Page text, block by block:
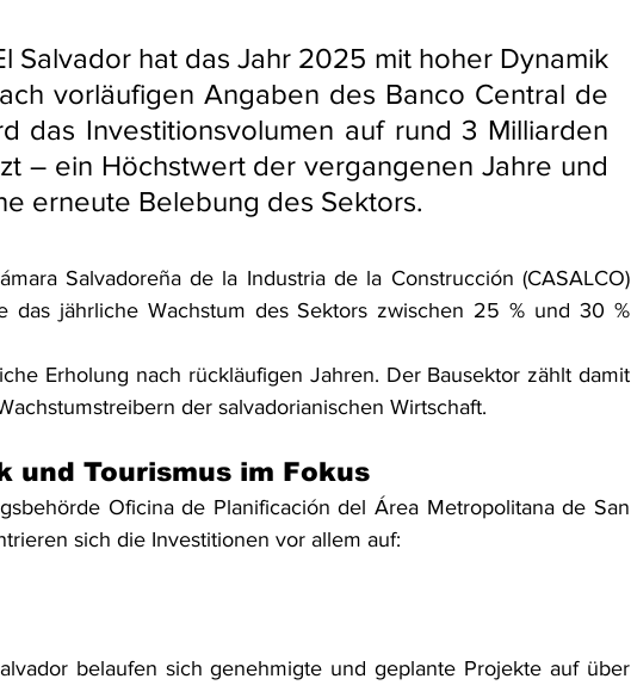
Salvador hat das Jahr 2025 mit hoher Dynamik
vorläufigen Angaben des Banco Central de
das Investitionsvolumen auf rund 3 Milliarden
– ein Höchstwert der vergangenen Jahre und
erneute Belebung des Sektors.
Salvadoreña de la Industria de la Construcción (CASALCO)
das jährliche Wachstum des Sektors zwischen 25 % und 30 %
Erholung nach rückläufigen Jahren. Der Bausektor zählt damit
der salvadorianischen Wirtschaft.
und Tourismus im Fokus
Oficina de Planificación del Área Metropolitana de San
sich die Investitionen vor allem auf:
belaufen sich genehmigte und geplante Projekte auf über